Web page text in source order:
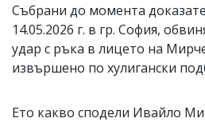
Събрани до момента
14.05.2026 г. в гр. София,
удар с ръка в лицето на
извършено по хулигански
Ето какво сподели Ивайло